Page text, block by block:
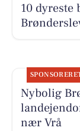
10
Nybolig
nær Vrå